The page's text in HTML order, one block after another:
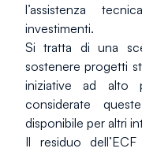
l’assistenza
investimenti.
Si tratta di una
sostenere progetti
iniziative ad alto
considerate
disponibile per altri
Il residuo